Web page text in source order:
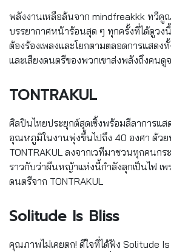
พลังงานเหลือล้นจาก mindfreakkk ทวีคู
บรรยากาศหน้าร้อนสุด ๆ ทุกครั้งที่ได้ดูวง
ต้องร้องเพลงและโยกตามตลอดการแสดง
และเสียงดนตรีของพวกเขาส่งพลังถึงคนดู
TONTRAKUL
ศิลปินไทยประยุกต์สุดเซิ้งพร้อมลีลาการแ
อุณหภูมิในงานพุ่งขึ้นไปถึง 40 องศา ด้วย
TONTRAKUL ลงจากเวทีมาชวนทุกคนกร
ราวกับว่าผืนหญ้าแห่งนี้กำลังลุกเป็นไฟ เพ
ดนตรีจาก TONTRAKUL
Solitude Is Bliss
คุณภาพไม่เคยตก! ดีใจที่ได้ฟัง Solitude